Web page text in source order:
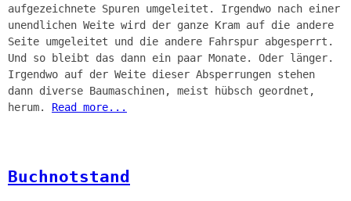
aufgezeichnete Spuren umgeleitet. Irgendwo nach einer
unendlichen Weite wird der ganze Kram auf die andere
Seite umgeleitet und die andere Fahrspur abgesperrt.
Und so bleibt das dann ein paar Monate. Oder länger.
Irgendwo auf der Weite dieser Absperrungen stehen
dann diverse Baumaschinen, meist hübsch geordnet,
herum. Read more...
Buchnotstand